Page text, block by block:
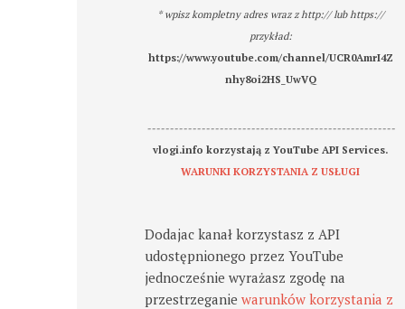
* wpisz kompletny adres wraz z http:// lub https://
przykład:
https://www.youtube.com/channel/UCR0AmrI4Z
nhy8oi2HS_UwVQ
-------------------------------------------------------
vlogi.info korzystają z YouTube API Services.
WARUNKI KORZYSTANIA Z USŁUGI
Dodajac kanał korzystasz z API
udostępnionego przez YouTube
jednocześnie wyrażasz zgodę na
przestrzeganiewarunków korzystania z